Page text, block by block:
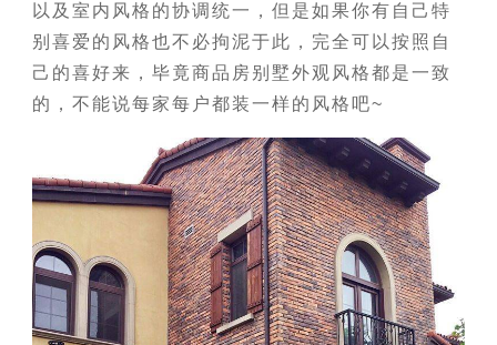
以及室内风格的协调统一，但是如果你有自己特
别喜爱的风格也不必拘泥于此，完全可以按照自
己的喜好来，毕竟商品房别墅外观风格都是一致
的，不能说每家每户都装一样的风格吧~